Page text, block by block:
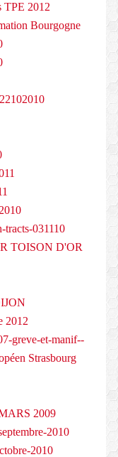
TPE 2012
Bourgogne
031110
TOISON D'OR
2012
greve-et-manif--
Strasbourg
2009
2010
2010